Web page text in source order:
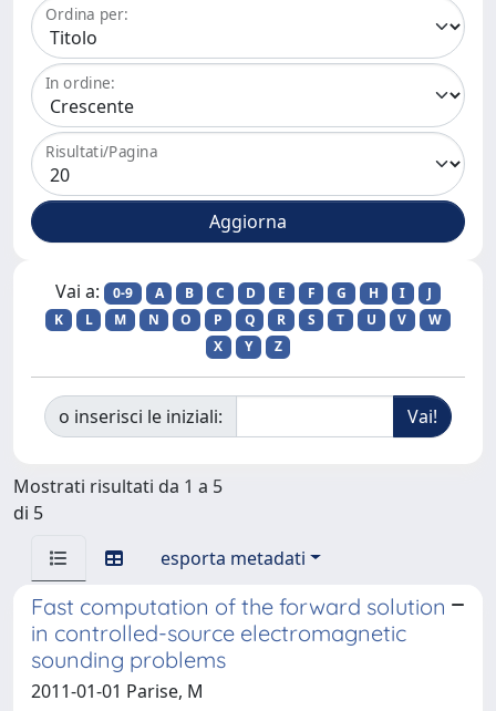
Ordina per:
In ordine:
Risultati/Pagina
Vai a: 0-9 A B C D E F G H I
J
K
L M N O P Q R S T U V
W
X
Y Z
o inserisci le iniziali:
Mostrati risultati da 1 a 5
di 5
esporta metadati
Fast computation of the forward solution
in controlled-source electromagnetic
sounding problems
2011-01-01 Parise, M